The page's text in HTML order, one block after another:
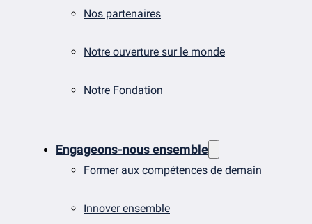
Nos partenaires
Notre ouverture sur le monde
Notre Fondation
Engageons-nous ensemble
Former aux compétences de demain
Innover ensemble